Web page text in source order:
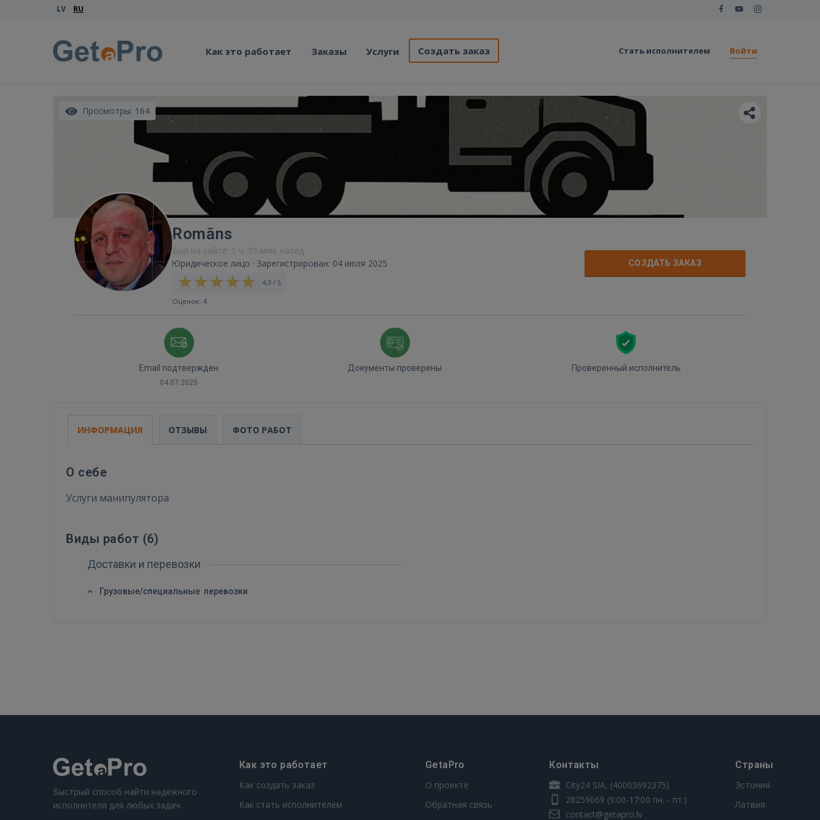
LV RU
Как это работает Заказы Услуги Создать заказ Стать исполнителем Войти
Просмотры: 164
Romāns
Был на сайте: 1 ч. 39 мин. назад
Юридическое лицо · Зарегистрирован: 04 июля 2025
4,9 / 5
Оценок: 4
СОЗДАТЬ ЗАКАЗ
Email подтвержден
04.07.2025
Документы проверены Проверенный исполнитель
ИНФОРМАЦИЯ ОТЗЫВЫ ФОТО РАБОТ
О себе
Услуги манипулятора
Виды работ (6)
Доставки и перевозки
Грузовые/специальные перевозки
Быстрый способ найти надежного
исполнителя для любых задач.
Как это работает
Как создать заказ
Как стать исполнителем
GetaPro
О проекте
Обратная связь
Контакты
City24 SIA, (40003692375)
28259069 (9:00-17:00 пн. - пт.)
contact@getapro.lv
Страны
Эстония
Латвия